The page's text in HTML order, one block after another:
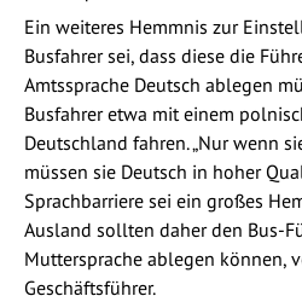
Ein weiteres Hemmnis zur
Busfahrer sei, dass diese die
Amtssprache Deutsch ablegen
Busfahrer etwa mit einem
Deutschland fahren. „Nur wenn
müssen sie Deutsch in hoher
Sprachbarriere sei ein großes
Ausland sollten daher den Bus-
Muttersprache ablegen können,
Geschäftsführer.